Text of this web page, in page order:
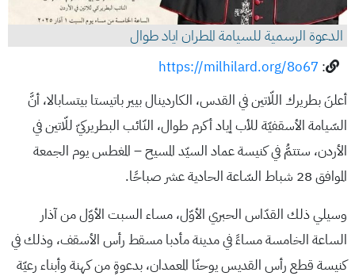
الدعوة الرسمية للسيامة المطران اياد طوال
:
https://milhilard.org/8o67
أعلنَ بطريرك اللّاتين في القدس، الكاردينال بيير باتيستا بيتسابالا، أنَّ
السّيامة الأسقفيّة للأب إياد أكرم طوال، النّائب البطريركيّ للّاتين في
الأردن، ستتمُّ في كنيسة عماد السيّد المسيح – المغطس يوم الجمعة
الموافق 28 شباط السّاعة الحادية عشر صباحًا.
وسيلي ذلك القدّاس الحبري الأوّل، مساء السبت الأوّل من آذار
الساعة الخامسة مساءً في مدينة مأدبا مسقط رأس الأسقف، وذلك في
كنيسة قطع رأس القديس يوحنّا المعمدان، بدعوةٍ من كهنة وأبناء رعيّة